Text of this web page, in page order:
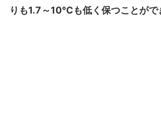
りも1.7～10℃も低く保つことがで